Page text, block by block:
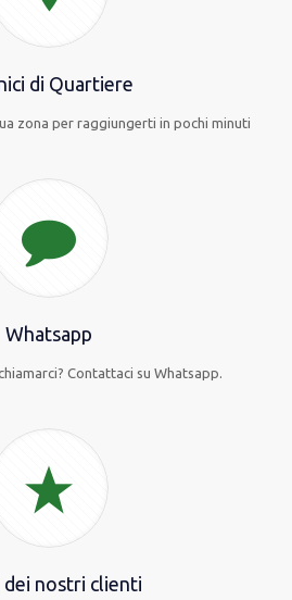
di Quartiere
zona per raggiungerti in pochi minuti
Whatsapp
Contattaci su Whatsapp.
dei nostri clienti